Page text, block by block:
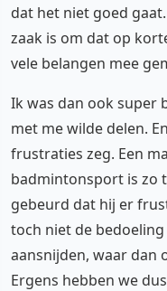
dat het niet goed
zaak is om dat op
vele belangen mee
Ik was dan ook super
met me wilde delen.
frustraties zeg. Een
badmintonsport is zo
gebeurd dat hij er
toch niet de
aansnijden, waar dan
Ergens hebben we